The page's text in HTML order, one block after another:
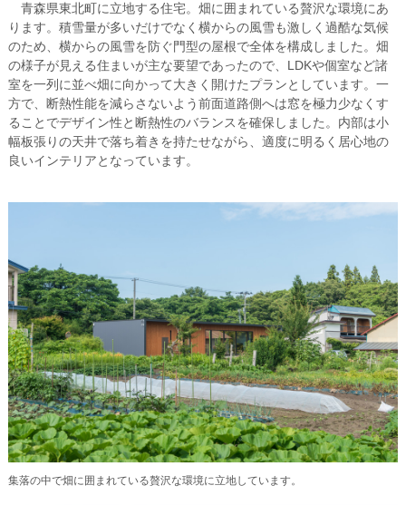
青森県東北町に立地する住宅。畑に囲まれている贅沢な環境にあ
ります。積雪量が多いだけでなく横からの風雪も激しく過酷な気候
のため、横からの風雪を防ぐ門型の屋根で全体を構成しました。畑
の様子が見える住まいが主な要望であったので、LDKや個室など諸
室を一列に並べ畑に向かって大きく開けたプランとしています。一
方で、断熱性能を減らさないよう前面道路側へは窓を極力少なくす
ることでデザイン性と断熱性のバランスを確保しました。内部は小
幅板張りの天井で落ち着きを持たせながら、適度に明るく居心地の
良いインテリアとなっています。
集落の中で畑に囲まれている贅沢な環境に立地しています。